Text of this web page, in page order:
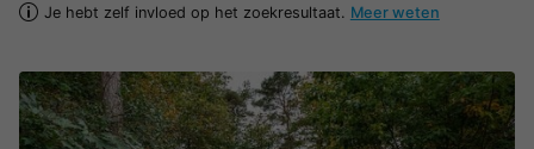
Je hebt zelf invloed op het zoekresultaat. Meer weten